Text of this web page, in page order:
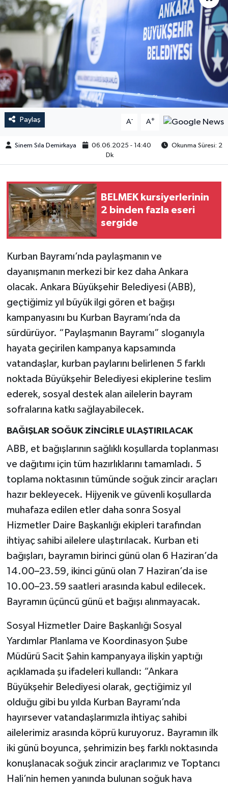
Paylaş A- A+
Sinem Sıla Demirkaya 06.06.2025 - 14:40
Okunma Süresi: 2
Dk
BELMEK kursiyerlerinin
2 binden fazla eseri
sergide
Kurban Bayramı’nda paylaşmanın ve
dayanışmanın merkezi bir kez daha Ankara
olacak. Ankara Büyükşehir Belediyesi (ABB),
geçtiğimiz yıl büyük ilgi gören et bağışı
kampanyasını bu Kurban Bayramı’nda da
sürdürüyor. “Paylaşmanın Bayramı” sloganıyla
hayata geçirilen kampanya kapsamında
vatandaşlar, kurban paylarını belirlenen 5 farklı
noktada Büyükşehir Belediyesi ekiplerine teslim
ederek, sosyal destek alan ailelerin bayram
sofralarına katkı sağlayabilecek.
BAĞIŞLAR SOĞUK ZİNCİRLE ULAŞTIRILACAK
ABB, et bağışlarının sağlıklı koşullarda toplanması
ve dağıtımı için tüm hazırlıklarını tamamladı. 5
toplama noktasının tümünde soğuk zincir araçları
hazır bekleyecek. Hijyenik ve güvenli koşullarda
muhafaza edilen etler daha sonra Sosyal
Hizmetler Daire Başkanlığı ekipleri tarafından
ihtiyaç sahibi ailelere ulaştırılacak. Kurban eti
bağışları, bayramın birinci günü olan 6 Haziran’da
14.00–23.59, ikinci günü olan 7 Haziran’da ise
10.00–23.59 saatleri arasında kabul edilecek.
Bayramın üçüncü günü et bağışı alınmayacak.
Sosyal Hizmetler Daire Başkanlığı Sosyal
Yardımlar Planlama ve Koordinasyon Şube
Müdürü Sacit Şahin kampanyaya ilişkin yaptığı
açıklamada şu ifadeleri kullandı: “Ankara
Büyükşehir Belediyesi olarak, geçtiğimiz yıl
olduğu gibi bu yılda Kurban Bayramı’nda
hayırsever vatandaşlarımızla ihtiyaç sahibi
ailelerimiz arasında köprü kuruyoruz. Bayramın ilk
iki günü boyunca, şehrimizin beş farklı noktasında
konuşlanacak soğuk zincir araçlarımız ve Toptancı
Hali’nin hemen yanında bulunan soğuk hava